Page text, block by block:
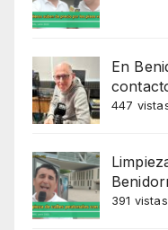
En
447
391 vistas